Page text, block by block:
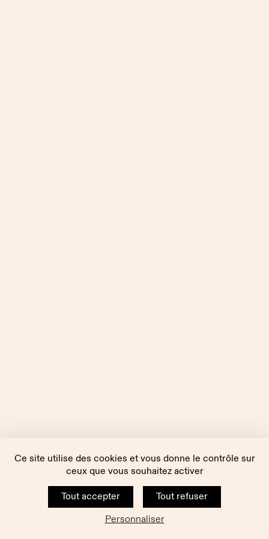
Ce site utilise des cookies et vous donne le contrôle sur
ceux que vous souhaitez activer
Tout accepter
Tout refuser
Personnaliser